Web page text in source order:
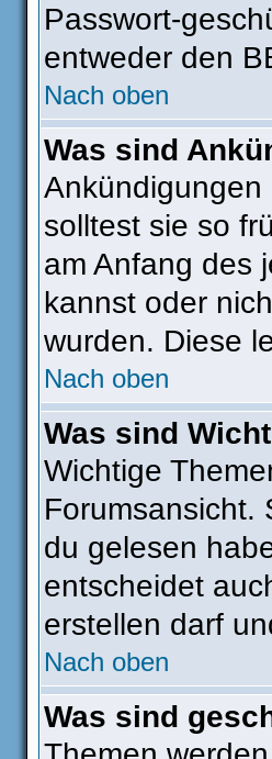
Passwort-
entweder den
Nach oben
Was sind
solltest sie so
am Anfang des
kannst oder
wurden. Diese
Nach oben
Was sind
Wichtige
Forumsansicht.
du gelesen
entscheidet
erstellen darf
Nach oben
Was sind